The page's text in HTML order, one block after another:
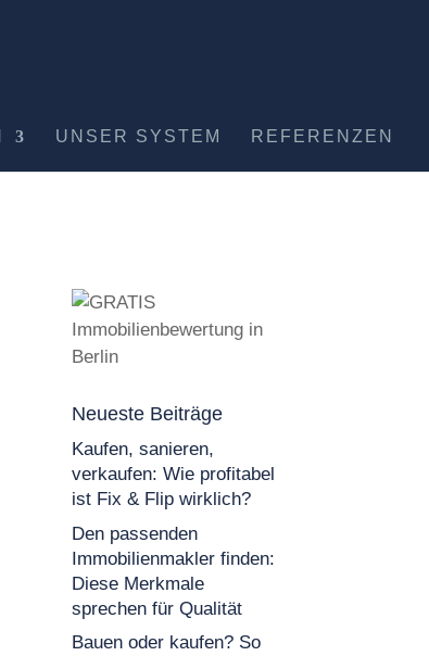
UNSER SYSTEM REFERENZEN
Neueste Beiträge
Kaufen, sanieren,
verkaufen: Wie profitabel
ist Fix & Flip wirklich?
Den passenden
Immobilienmakler finden:
Diese Merkmale
sprechen für Qualität
Bauen oder kaufen? So